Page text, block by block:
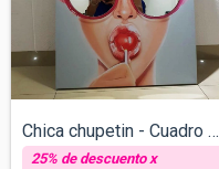
Chica chupetin - Cuadro con espejos v/ta...